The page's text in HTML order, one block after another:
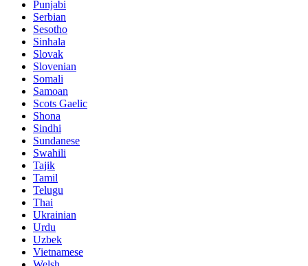
Punjabi
Serbian
Sesotho
Sinhala
Slovak
Slovenian
Somali
Samoan
Scots Gaelic
Shona
Sindhi
Sundanese
Swahili
Tajik
Tamil
Telugu
Thai
Ukrainian
Urdu
Uzbek
Vietnamese